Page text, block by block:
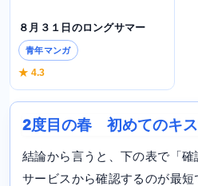
８月３１日のロングサマー
青年マンガ
★ 4.3
2度目の春 初めてのキス
結論から言うと、下の表で「
サービスから確認するのが最